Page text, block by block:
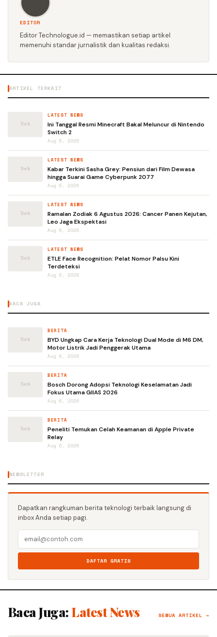
EDITOR
Editor Technologue.id — memastikan setiap artikel
memenuhi standar jurnalistik dan kualitas redaksi.
ARTIKEL TERKAIT
LATEST NEWS
Ini Tanggal Resmi Minecraft Bakal Meluncur di Nintendo
Switch 2
Aug 6, 2026
LATEST NEWS
Kabar Terkini Sasha Grey: Pensiun dari Film Dewasa
hingga Suarai Game Cyberpunk 2077
Aug 6, 2026
LATEST NEWS
Ramalan Zodiak 6 Agustus 2026: Cancer Panen Kejutan,
Leo Jaga Ekspektasi
Aug 6, 2026
LATEST NEWS
ETLE Face Recognition: Pelat Nomor Palsu Kini
Terdeteksi
Aug 6, 2026
BACA JUGA
BERITA
BYD Ungkap Cara Kerja Teknologi Dual Mode di M6 DM,
Motor Listrik Jadi Penggerak Utama
Aug 6, 2026
BERITA
Bosch Dorong Adopsi Teknologi Keselamatan Jadi
Fokus Utama GIIAS 2026
Aug 6, 2026
BERITA
Peneliti Temukan Celah Keamanan di Apple Private
Relay
Aug 6, 2026
NEWSLETTER
Dapatkan rangkuman berita teknologi terbaik langsung di
inbox Anda setiap pagi.
DAFTAR GRATIS
Baca Juga: Latest News SEMUA ARTIKEL →